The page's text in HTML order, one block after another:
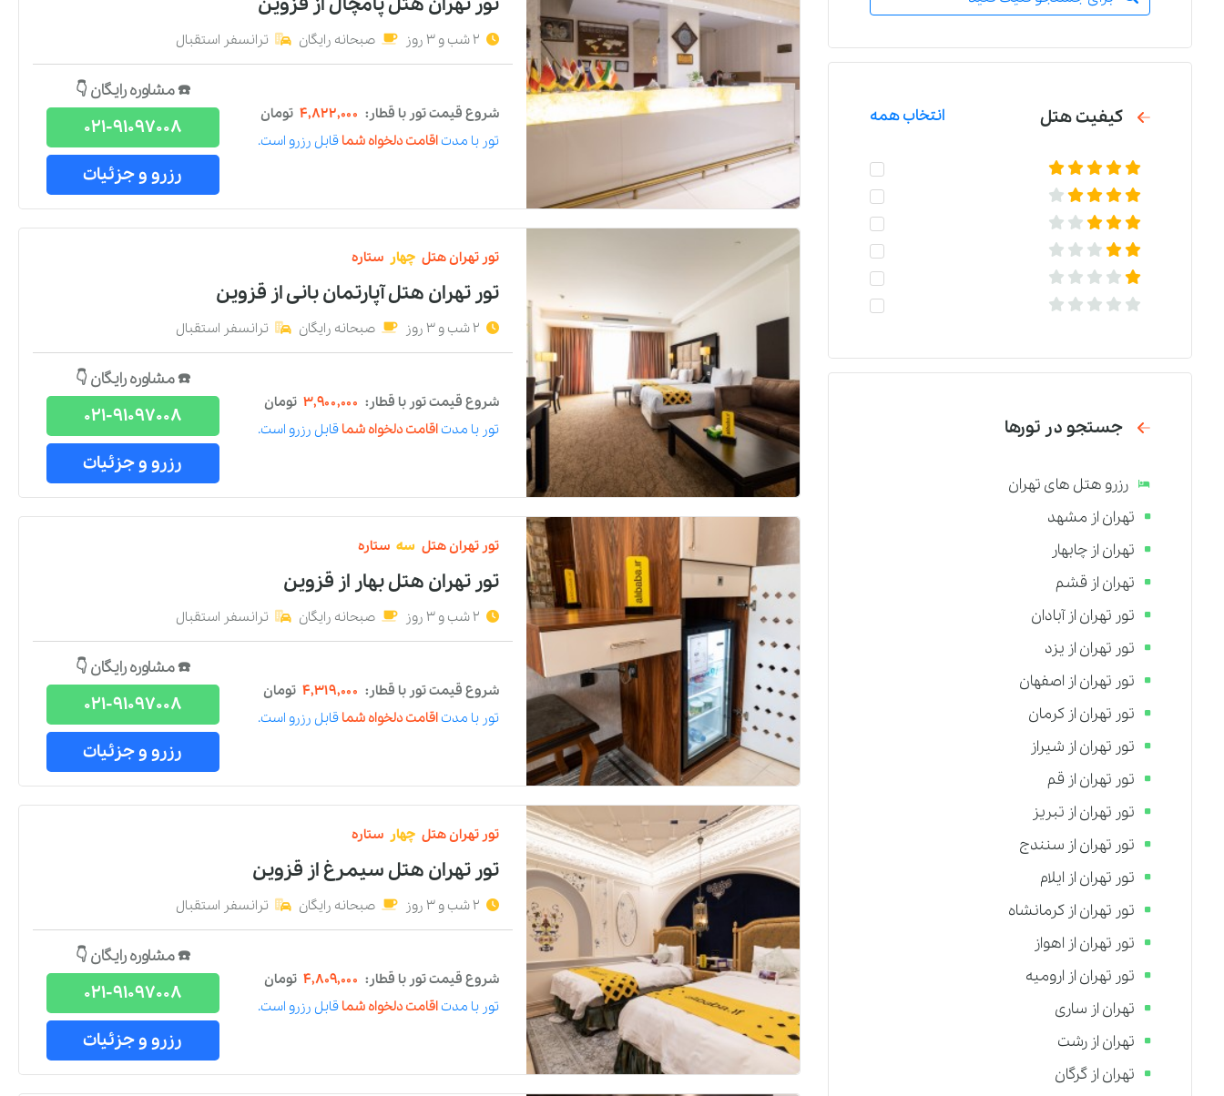
کیفیت هتل انتخاب همه
جستجو در تورها
رزرو هتل های تهران
تهران از مشهد
تهران از چابهار
تهران از قشم
تور تهران از آبادان
تور تهران از یزد
تور تهران از اصفهان
تور تهران از کرمان
تور تهران از شیراز
تور تهران از قم
تور تهران از تبریز
تور تهران از سنندج
تور تهران از ایلام
تور تهران از کرمانشاه
تور تهران از اهواز
تور تهران از ارومیه
تهران از ساری
تهران از رشت
تهران از گرگان
2 شب و 3 روز صبحانه رایگان ترانسفر استقبال
شروع قیمت تور با قطار: ۴,۸۲۲,۰۰۰ تومان
تور با مدتاقامت دلخواه شما قابل رزرو است.
☎️ مشاوره رایگان 👇
021-91097008
رزرو و جزئیات
تور تهرانهتل چهار ستاره
تور تهران هتل آپارتمان بانیاز قزوین
2 شب و 3 روز صبحانه رایگان ترانسفر استقبال
شروع قیمت تور با قطار: ۳,۹۰۰,۰۰۰ تومان
تور با مدتاقامت دلخواه شما قابل رزرو است.
☎️ مشاوره رایگان 👇
021-91097008
رزرو و جزئیات
تور تهرانهتل سه ستاره
تور تهران هتل بهار از قزوین
2 شب و 3 روز صبحانه رایگان ترانسفر استقبال
شروع قیمت تور با قطار: ۴,۳۱۹,۰۰۰ تومان
تور با مدتاقامت دلخواه شما قابل رزرو است.
☎️ مشاوره رایگان 👇
021-91097008
رزرو و جزئیات
تور تهرانهتل چهار ستاره
تور تهران هتل سیمرغاز قزوین
2 شب و 3 روز صبحانه رایگان ترانسفر استقبال
شروع قیمت تور با قطار: ۴,۸۰۹,۰۰۰ تومان
تور با مدتاقامت دلخواه شما قابل رزرو است.
☎️ مشاوره رایگان 👇
021-91097008
رزرو و جزئیات